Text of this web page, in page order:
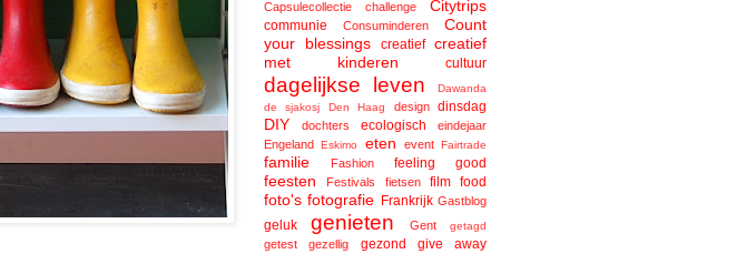
Capsulecollectie challenge Citytrips
communie Consuminderen
Count
your blessings
creatief creatief
met kinderen
cultuur
dagelijkse leven
Dawanda
de sjakosj
Den Haag design dinsdag
DIY dochters ecologisch
eindejaar
Engeland
Eskimo eten event Fairtrade
familie Fashion feeling good
feesten Festivals fietsen film food
foto's fotografie Frankrijk Gastblog
geluk genieten Gent getagd
getest gezellig gezond give away